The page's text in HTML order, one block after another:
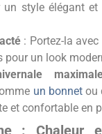
un style élégant
: Portez-la avec
pour un look
un bonnetou
et confortable en
: Chaleur